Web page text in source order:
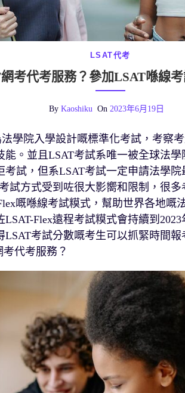
LSAT代考
考代考服務？參加LSAT喺線
By Kaoshiku On 2023年6月19日
學院入學設計嘅標準化考試，考察
能。並且LSAT考試系唯一被全球法
考試，但系LSAT考試一定申請法學
試方式受到咗很大影嚮和限制，很
嘅喺線考試糢式，幫助世界各地嘅
Flex遠程考試糢式會持續到
考試分數嘅考生可以抓緊時間
代考服務？